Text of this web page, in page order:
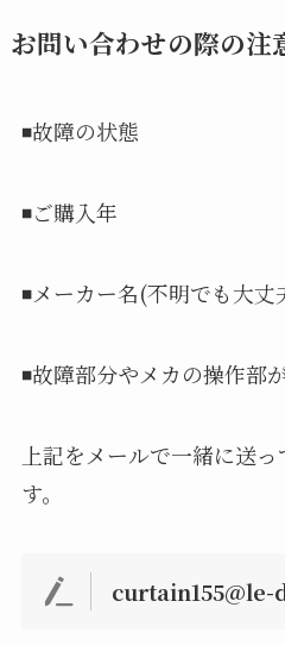
お問い合わせの際の注
◾️故障の状態
◾️ご購入年
◾️メーカー名(不明でも大丈
◾️故障部分やメカの操作部
上記をメールで一緒に送
す。